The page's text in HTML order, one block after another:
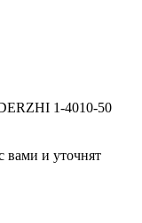
1-4010-50
вами и уточнят